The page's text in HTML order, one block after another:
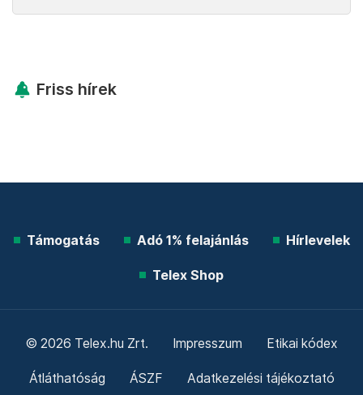
Friss hírek
Támogatás Adó 1% felajánlás Hírlevelek
Telex Shop
© 2026 Telex.hu Zrt. Impresszum Etikai kódex
Átláthatóság ÁSZF Adatkezelési tájékoztató